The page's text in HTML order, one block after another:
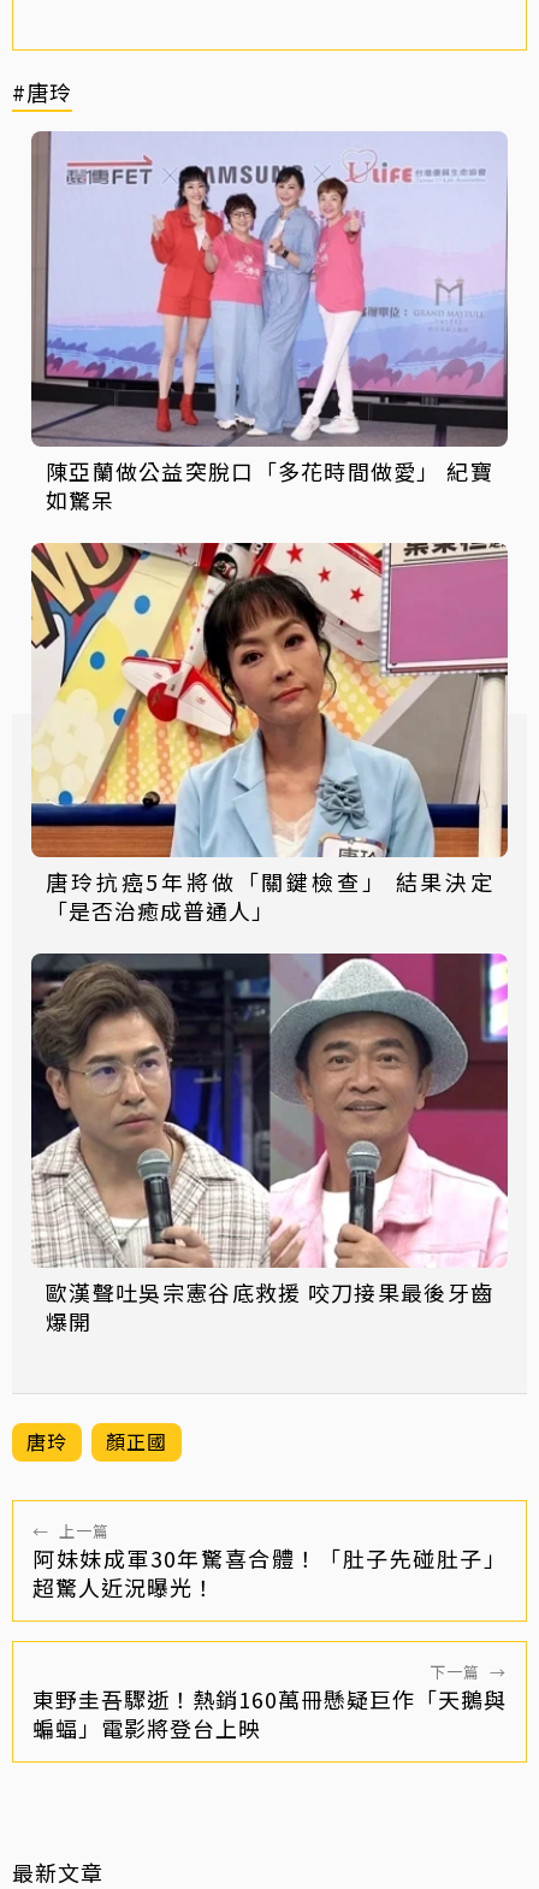
#唐玲
陳亞蘭做公益突脫口「多花時間做愛」 紀寶
如驚呆
唐玲抗癌5年將做「關鍵檢查」 結果決定
「是否治癒成普通人」
歐漢聲吐吳宗憲谷底救援 咬刀接果最後牙齒
爆開
唐玲 顏正國
← 上一篇
阿妹妹成軍30年驚喜合體！「肚子先碰肚子」
超驚人近況曝光！
下一篇 →
東野圭吾驟逝！熱銷160萬冊懸疑巨作「天鵝與
蝙蝠」電影將登台上映
最新文章